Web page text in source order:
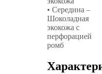
• Середина –
Шоколадная
экокожа с
перфорацией
ромб